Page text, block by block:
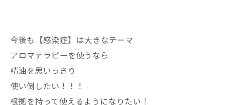
今後も【感染症】は大きなテーマ
アロマテラピーを使うなら
精油を思いっきり
使い倒したい！！！
根拠を持って使えるようになりたい！